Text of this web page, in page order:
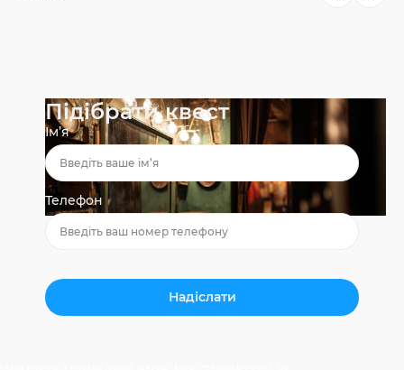
Підібрати квест
Ім’я
Телефон